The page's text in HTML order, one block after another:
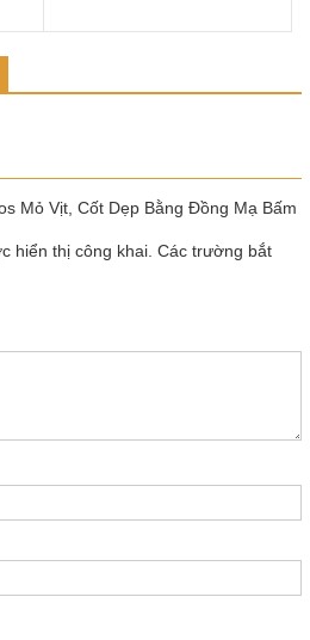
Mỏ Vịt, Cốt Dẹp Bằng Đồng Mạ Bấm
hiển thị công khai. Các trường bắt